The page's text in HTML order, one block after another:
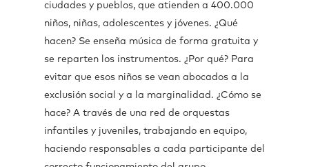
ciudades y pueblos, que atienden a 400.000
niños, niñas, adolescentes y jóvenes. ¿Qué
hacen? Se enseña música de forma gratuita y
se reparten los instrumentos. ¿Por qué? Para
evitar que esos niños se vean abocados a la
exclusión social y a la marginalidad. ¿Cómo se
hace? A través de una red de orquestas
infantiles y juveniles, trabajando en equipo,
haciendo responsables a cada participante del